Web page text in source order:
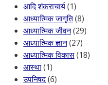
आदि शंकराचार्य(1)
आध्यात्मिक जागृति(8)
आध्यात्मिक जीवन(29)
आध्यात्मिक ज्ञान(27)
आध्यात्मिक विकास(18)
आस्था(1)
उपनिषद(6)